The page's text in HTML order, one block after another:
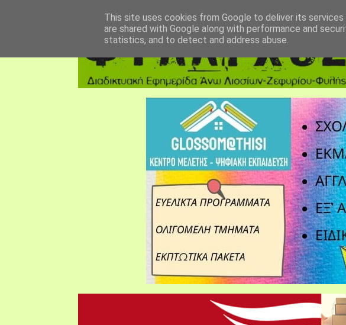
This site uses cookies from Google to deliver its
are shared with Google along with performance and
statistics, and to detect and address abuse.